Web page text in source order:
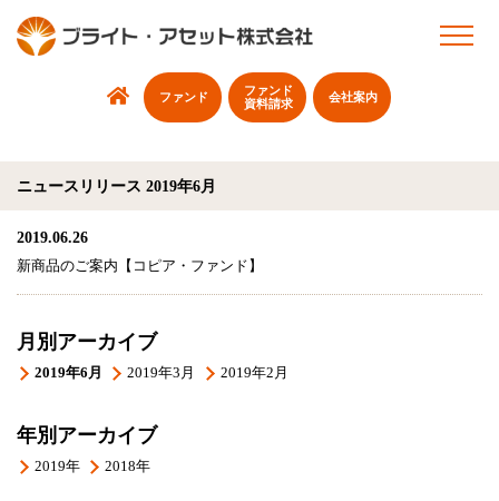
ファンド
ファンド
資料請求
会社案内
ニュースリリース 2019年6月
2019.06.26
新商品のご案内【コピア・ファンド】
月別アーカイブ
2019年6月 2019年3月 2019年2月
年別アーカイブ
2019年 2018年